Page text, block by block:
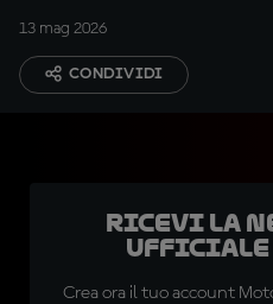
13 mag 2026
CONDIVIDI
Ricevi la
ufficiale
Crea ora il tuo account